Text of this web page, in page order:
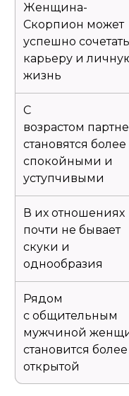
Женщина-
Скорпион может
успешно сочетать
карьеру и
жизнь
С
возрастом
становятся более
спокойными и
уступчивыми
В их отношениях
почти не бывает
скуки и
однообразия
Рядом
с общительным
мужчиной
становится более
открытой